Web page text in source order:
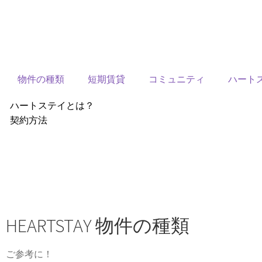
物件の種類 短期賃貸 コミュニティ ハート
ハートステイとは？
契約方法
HEARTSTAY 物件の種類
ご参考に！